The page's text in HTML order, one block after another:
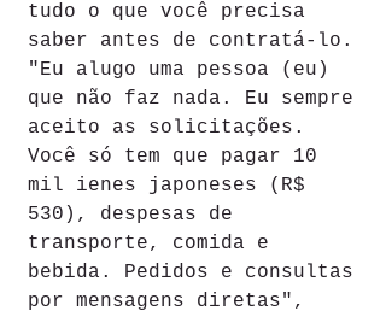
tudo o que você precisa
saber antes de contratá-lo.
"Eu alugo uma pessoa (eu)
que não faz nada. Eu sempre
aceito as solicitações.
Você só tem que pagar 10
mil ienes japoneses (R$
530), despesas de
transporte, comida e
bebida. Pedidos e consultas
por mensagens diretas",